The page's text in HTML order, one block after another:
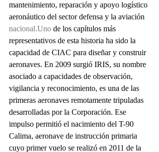
mantenimiento, reparación y apoyo logístico
aeronáutico del sector defensa y la aviación
nacional.Uno de los capítulos más
representativos de esta historia ha sido la
capacidad de CIAC para diseñar y construir
aeronaves. En 2009 surgió IRIS, su nombre
asociado a capacidades de observación,
vigilancia y reconocimiento, es una de las
primeras aeronaves remotamente tripuladas
desarrolladas por la Corporación. Ese
impulso permitió el nacimiento del T-90
Calima, aeronave de instrucción primaria
cuyo primer vuelo se realizó en 2011 de la